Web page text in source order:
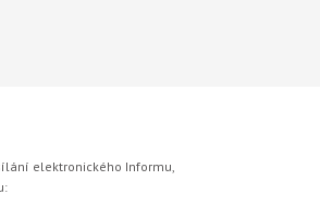
elektronického Informu,